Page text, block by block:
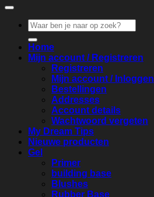
Zoeken
naar:
Home
Mijn account / Registreren
Registreren
Mijn account / Inloggen
Bestellingen
Addresses
Account details
Wachtwoord vergeten
My Dream Tips
Nieuwe producten
Gel
Primer
building base
Blushes
Rubber Base